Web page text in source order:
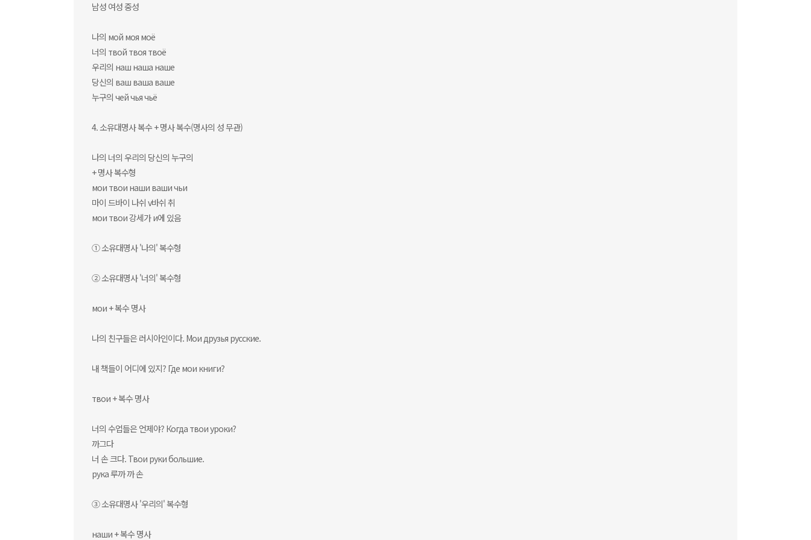
남성 여성 중성
나의 мой моя моё
너의 твой твоя твоё
우리의 наш наша наше
당신의 ваш ваша ваше
누구의 чей чья чьё
4. 소유대명사 복수 + 명사 복수(명사의 성 무관)
나의 너의 우리의 당신의 누구의
+ 명사 복수형
мои твои наши ваши чьи
마이 드바이 나쉬 v바쉬 취
мои твои 강세가 и에 있음
① 소유대명사 '나의' 복수형
② 소유대명사 '너의' 복수형
мои + 복수 명사
나의 친구들은 러시아인이다. Мои друзья русские.
내 책들이 어디에 있지? Где мои книги?
твои + 복수 명사
너의 수업들은 언제야? Когда твои уроки?
까그다
너 손 크다. Твои руки большие.
рукa 루까 까 손
③ 소유대명사 '우리의' 복수형
наши + 복수 명사